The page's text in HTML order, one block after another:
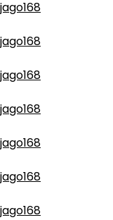
jago168
jago168
jago168
jago168
jago168
jago168
jago168